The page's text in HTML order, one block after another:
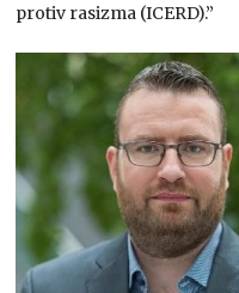
protiv rasizma (ICERD).”